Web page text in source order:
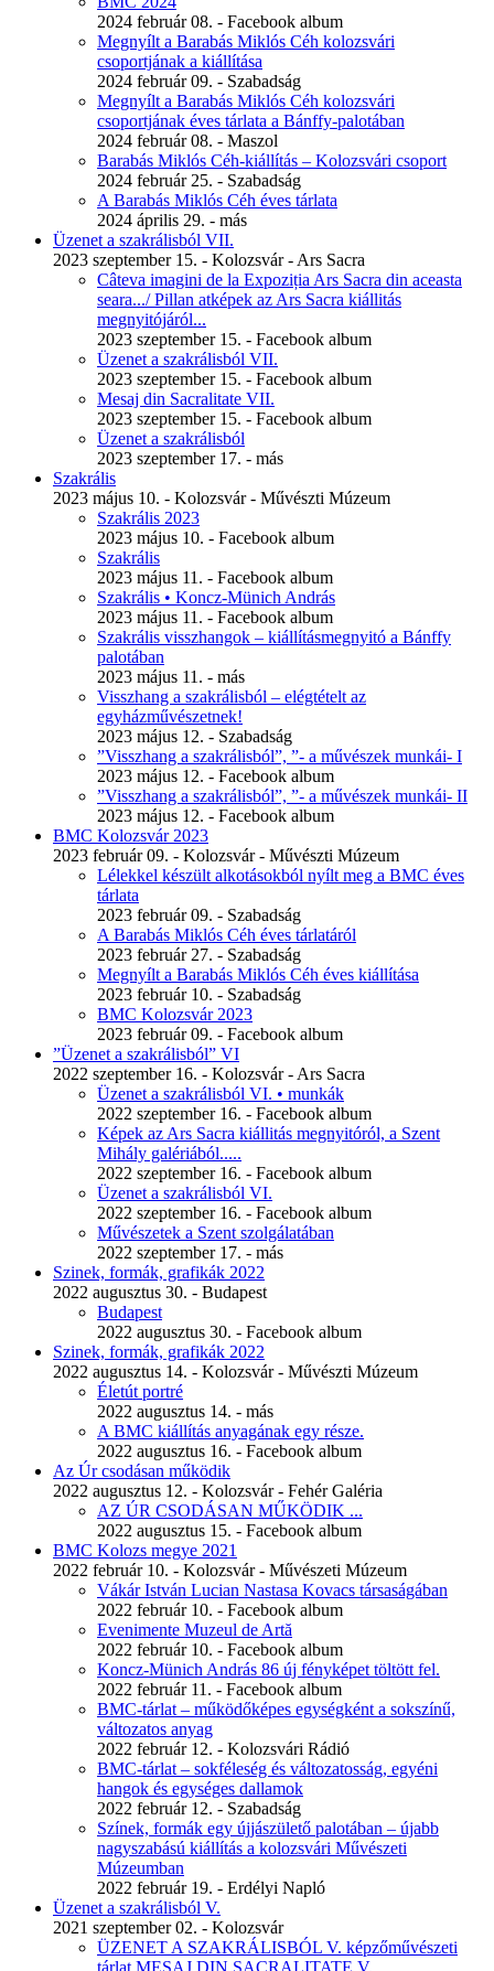
2024 február 08. - Facebook album
Megnyílt a Barabás Miklós Céh kolozsvári
csoportjának a kiállítása
2024 február 09. - Szabadság
Megnyílt a Barabás Miklós Céh kolozsvári
csoportjának éves tárlata a Bánffy-palotában
2024 február 08. - Maszol
Barabás Miklós Céh-kiállítás – Kolozsvári csoport
2024 február 25. - Szabadság
A Barabás Miklós Céh éves tárlata
2024 április 29. - más
Üzenet a szakrálisból VII.
2023 szeptember 15. - Kolozsvár - Ars Sacra
Câteva imagini de la Expoziția Ars Sacra din aceasta
seara.../ Pillan atképek az Ars Sacra kiállitás
megnyitójáról...
2023 szeptember 15. - Facebook album
Üzenet a szakrálisból VII.
2023 szeptember 15. - Facebook album
Mesaj din Sacralitate VII.
2023 szeptember 15. - Facebook album
Üzenet a szakrálisból
2023 szeptember 17. - más
Szakrális
2023 május 10. - Kolozsvár - Művészti Múzeum
Szakrális 2023
2023 május 10. - Facebook album
Szakrális
2023 május 11. - Facebook album
Szakrális • Koncz-Münich András
2023 május 11. - Facebook album
Szakrális visszhangok – kiállításmegnyitó a Bánffy
palotában
2023 május 11. - más
Visszhang a szakrálisból – elégtételt az
egyházművészetnek!
2023 május 12. - Szabadság
”Visszhang a szakrálisból”, ”- a művészek munkái- I
2023 május 12. - Facebook album
”Visszhang a szakrálisból”, ”- a művészek munkái- II
2023 május 12. - Facebook album
BMC Kolozsvár 2023
2023 február 09. - Kolozsvár - Művészti Múzeum
Lélekkel készült alkotásokból nyílt meg a BMC éves
tárlata
2023 február 09. - Szabadság
A Barabás Miklós Céh éves tárlatáról
2023 február 27. - Szabadság
Megnyílt a Barabás Miklós Céh éves kiállítása
2023 február 10. - Szabadság
BMC Kolozsvár 2023
2023 február 09. - Facebook album
”Üzenet a szakrálisból” VI
2022 szeptember 16. - Kolozsvár - Ars Sacra
Üzenet a szakrálisból VI. • munkák
2022 szeptember 16. - Facebook album
Képek az Ars Sacra kiállitás megnyitóról, a Szent
Mihály galériából.....
2022 szeptember 16. - Facebook album
Üzenet a szakrálisból VI.
2022 szeptember 16. - Facebook album
Művészetek a Szent szolgálatában
2022 szeptember 17. - más
Szinek, formák, grafikák 2022
2022 augusztus 30. - Budapest
Budapest
2022 augusztus 30. - Facebook album
Szinek, formák, grafikák 2022
2022 augusztus 14. - Kolozsvár - Művészti Múzeum
Életút portré
2022 augusztus 14. - más
A BMC kiállítás anyagának egy része.
2022 augusztus 16. - Facebook album
Az Úr csodásan működik
2022 augusztus 12. - Kolozsvár - Fehér Galéria
AZ ÚR CSODÁSAN MŰKÖDIK ...
2022 augusztus 15. - Facebook album
BMC Kolozs megye 2021
2022 február 10. - Kolozsvár - Művészeti Múzeum
Vákár István Lucian Nastasa Kovacs társaságában
2022 február 10. - Facebook album
Evenimente Muzeul de Artă
2022 február 10. - Facebook album
Koncz-Münich András 86 új fényképet töltött fel.
2022 február 11. - Facebook album
BMC-tárlat – működőképes egységként a sokszínű,
változatos anyag
2022 február 12. - Kolozsvári Rádió
BMC-tárlat – sokféleség és változatosság, egyéni
hangok és egységes dallamok
2022 február 12. - Szabadság
Színek, formák egy újjászülető palotában – újabb
nagyszabású kiállítás a kolozsvári Művészeti
Múzeumban
2022 február 19. - Erdélyi Napló
Üzenet a szakrálisból V.
2021 szeptember 02. - Kolozsvár
ÜZENET A SZAKRÁLISBÓL V. képzőművészeti
tárlat MESAJ DIN SACRALITATE V.